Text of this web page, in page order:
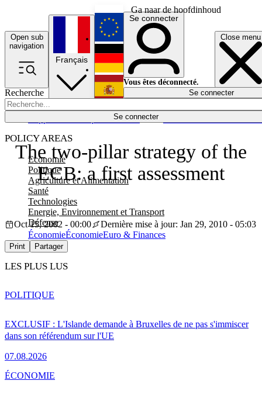
Ga naar de hoofdinhoud
Open sub
navigation
Close menu
Recherche
Se connecter
POLICY AREAS
Economie
Politique
Agriculture et Alimentation
Santé
Technologies
Energie, Environnement et Transport
Défense
Économie
Français
English
Deutsch
Español
Se connecter
Vous êtes déconnecté.
Se connecter
The two-pillar strategy of the
ECB: a first assessment
Oct 15, 2002 - 00:00
Dernière mise à jour: Jan 29, 2010 - 05:03
ÉconomieÉconomieEuro & Finances
Print Partager
LES PLUS LUS
EXCLUSIF : L'Islande demande à Bruxelles de ne pas s'immiscer
dans son référendum sur l'UE
07.08.2026
POLITIQUE
ÉCONOMIE